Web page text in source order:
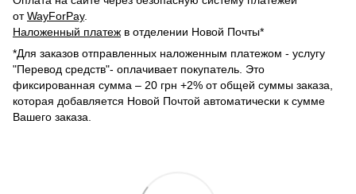
отWayForPay.
Наложенный платеж в отделении Новой Почты*
*Для заказов отправленных наложенным платежом - услугу
"Перевод средств"- оплачивает покупатель. Это
фиксированная сумма – 20 грн +2% от общей суммы заказа,
которая добавляется Новой Почтой автоматически к сумме
Вашего заказа.